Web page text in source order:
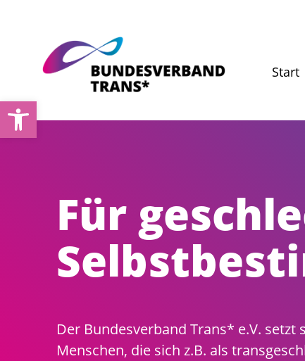
Werkzeugleiste öffnen
springen
Start
Für
Der Bundesverband Trans* e.V.
Menschen, die sich z.B. als